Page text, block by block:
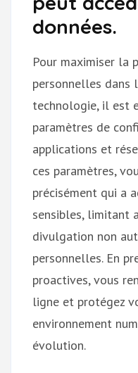
données.
Pour maximiser la
personnelles dans
technologie, il est
paramètres de
applications et
ces paramètres,
précisément qui a
sensibles, limitant
divulgation non
personnelles. En
proactives, vous
ligne et protégez
environnement
évolution.